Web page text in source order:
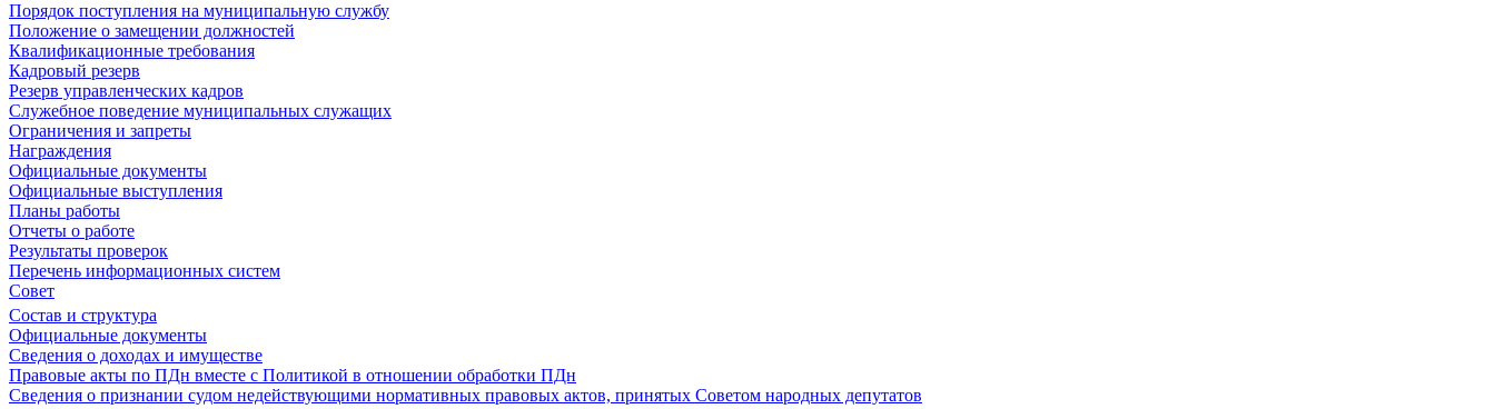
Порядок поступления на муниципальную службу
Положение о замещении должностей
Квалификационные требования
Кадровый резерв
Резерв управленческих кадров
Служебное поведение муниципальных служащих
Ограничения и запреты
Награждения
Официальные документы
Официальные выступления
Планы работы
Отчеты о работе
Результаты проверок
Перечень информационных систем
Совет
Состав и структура
Официальные документы
Сведения о доходах и имуществе
Правовые акты по ПДн вместе с Политикой в отношении обработки ПДн
Сведения о признании судом недействующими нормативных правовых актов, принятых Советом народных депутатов